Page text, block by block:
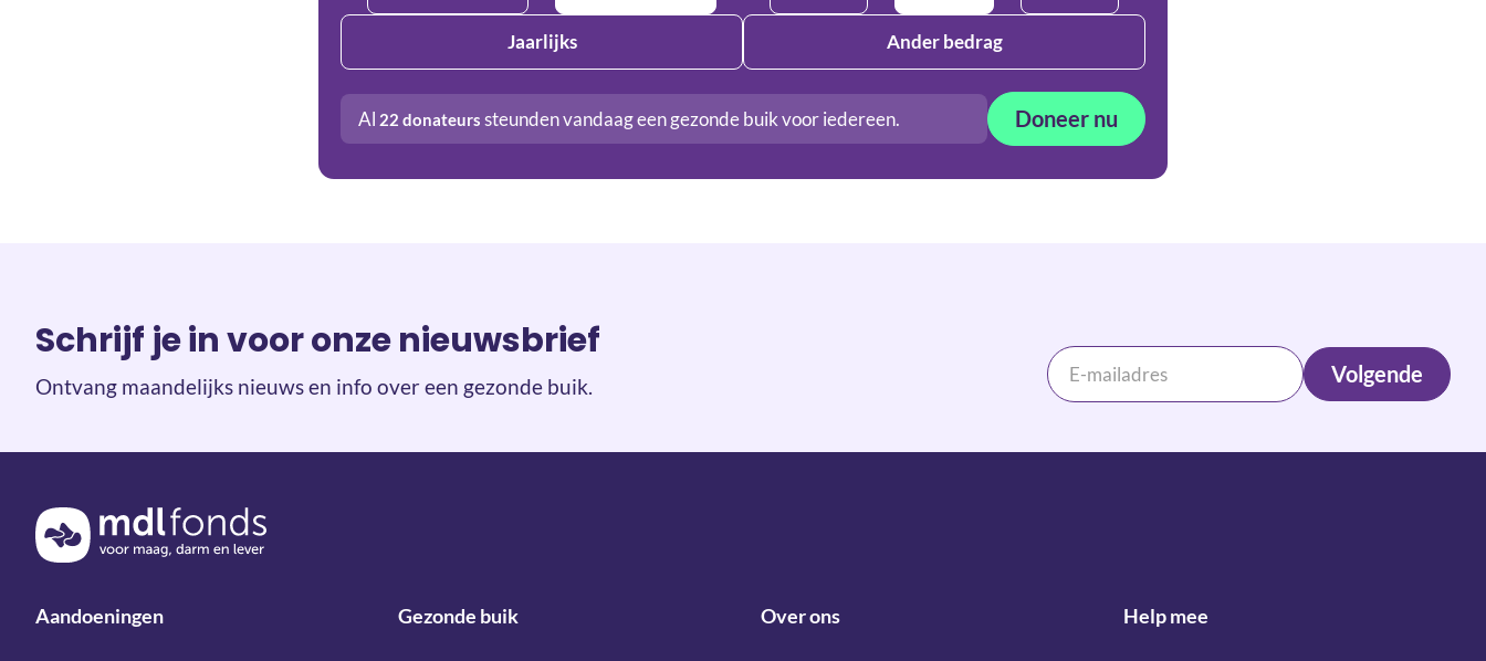
Jaarlijks Ander bedrag
Al 22 donateurs steunden vandaag een gezonde buik voor iedereen. Doneer nu
Schrijf je in voor onze nieuwsbrief
Ontvang maandelijks nieuws en info over een gezonde buik. Volgende
Terug naar de homepage
Aandoeningen Gezonde buik Over ons Help mee